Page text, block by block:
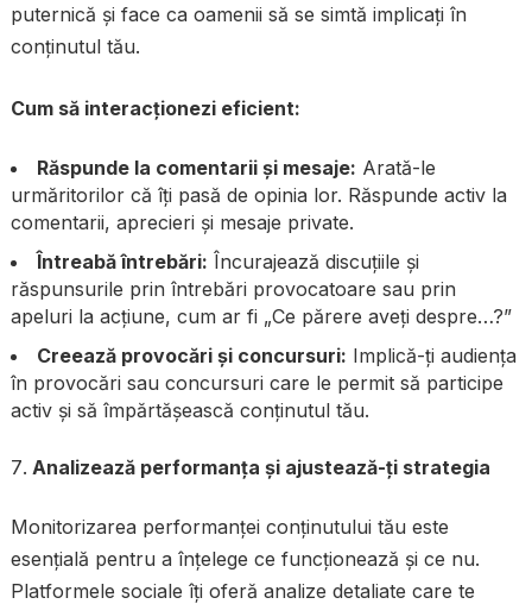
puternică și face ca oamenii să se simtă implicați în
conținutul tău.
Cum să interacționezi eficient:
Răspunde la comentarii și mesaje: Arată-le
urmăritorilor că îți pasă de opinia lor. Răspunde activ la
comentarii, aprecieri și mesaje private.
Întreabă întrebări: Încurajează discuțiile și
răspunsurile prin întrebări provocatoare sau prin
apeluri la acțiune, cum ar fi „Ce părere aveți despre…?”
Creează provocări și concursuri: Implică-ți audiența
în provocări sau concursuri care le permit să participe
activ și să împărtășească conținutul tău.
Analizează performanța și ajustează-ți strategia
Monitorizarea performanței conținutului tău este
esențială pentru a înțelege ce funcționează și ce nu.
Platformele sociale îți oferă analize detaliate care te